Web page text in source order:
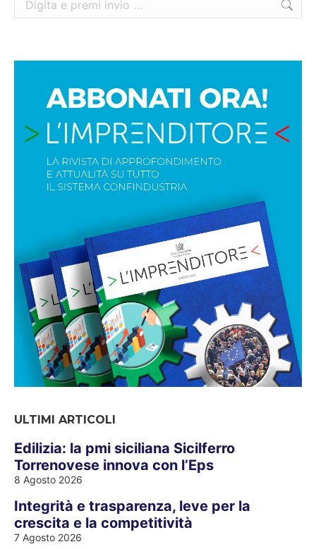
ULTIMI ARTICOLI
Edilizia: la pmi siciliana Sicilferro
Torrenovese innova con l’Eps
8 Agosto 2026
Integrità e trasparenza, leve per la
crescita e la competitività
7 Agosto 2026